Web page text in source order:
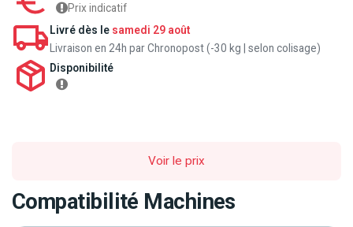
Prix indicatif
Livré dès le samedi 29 août
Livraison en 24h par Chronopost (-30 kg | selon colisage)
Disponibilité
Voir le prix
Compatibilité Machines